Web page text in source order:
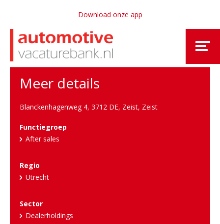
Download onze app
Meer details
Blanckenhagenweg 4, 3712 DE, Zeist, Zeist
Functiegroep
After sales
Regio
Utrecht
Sector
Dealerholdings